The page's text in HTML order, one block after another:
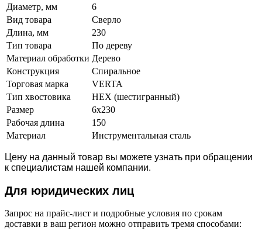
Диаметр, мм
6
Вид товара
Сверло
Длина, мм
230
Тип товара
По дереву
Материал обработки Дерево
Конструкция
Спиральное
Торговая марка
VERTA
Тип хвостовика
HEX (шестигранный)
Размер
6x230
Рабочая длина
150
Материал
Инструментальная сталь
Цену на данный товар вы можете узнать при обращении
к специалистам нашей компании.
Для юридических лиц
Запрос на прайс-лист и подробные условия по срокам
доставки в ваш регион можно отправить тремя способами: